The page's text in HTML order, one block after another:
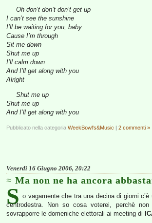
Oh don’t don’t don’t get up
I can’t see the sunshine
I’ll be waiting for you, baby
Cause I’m through
Sit me down
Shut me up
I’ll calm down
And I’ll get along with you
Alright
Shut me up
Shut me up
And I’ll get along with you
Pubblicato nella categoria WeekBowl's&Music | 2 commenti »
Venerdì 16 Giugno 2006, 20:22
Ma non ne ha ancora
S o vagamente che tra una decina di giorni
centrodestra. Non so cosa voterei, perchè
sovrapporre le domeniche elettorali ai meeting di